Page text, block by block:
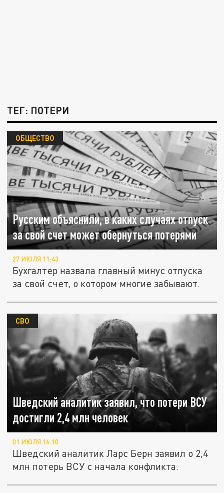
ТЕГ: ПОТЕРИ
Русским объяснили, в каких случаях отпуск
за свой счет может обернуться потерями
ОБЩЕСТВО
27 ИЮЛЯ 11:43
Бухгалтер назвала главный минус отпуска
за свой счет, о котором многие забывают.
Шведский аналитик заявил, что потери ВСУ
достигли 2,4 млн человек
СВО
01 ИЮЛЯ 16:10
Шведский аналитик Ларс Берн заявил о 2,4
млн потерь ВСУ с начала конфликта.